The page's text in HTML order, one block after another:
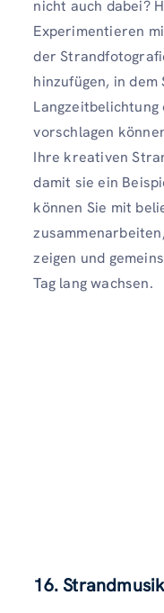
nicht auch dabei?
Experimentieren
der
hinzufügen, in dem
vorschlagen
Ihre kreativen
damit sie ein
können Sie mit
zeigen und
Tag lang wachsen.
16.